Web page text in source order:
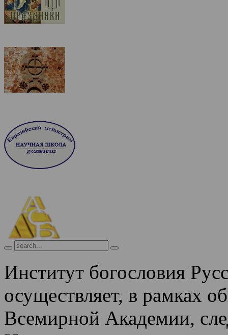
Институт богословия
осуществляет, в рамках
Всемирной Академии,